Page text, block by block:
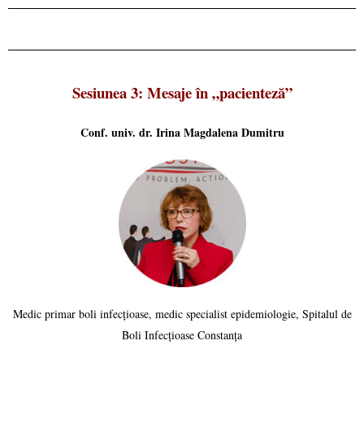
Sesiunea 3: Mesaje în „pacienteză”
Conf. univ. dr. Irina Magdalena Dumitru
Medic primar boli infecțioase, medic specialist epidemiologie, Spitalul de
Boli Infecțioase Constanța